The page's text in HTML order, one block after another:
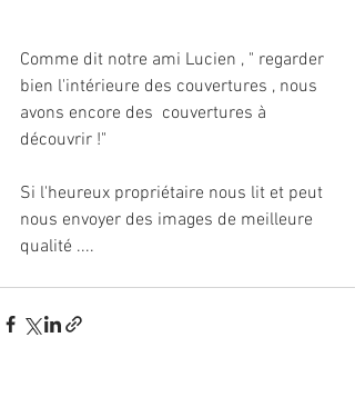
Comme dit notre ami Lucien , " regarder
bien l'intérieure des couvertures , nous
avons encore des  couvertures à
découvrir !"
Si l'heureux propriétaire nous lit et peut
nous envoyer des images de meilleure
qualité ....